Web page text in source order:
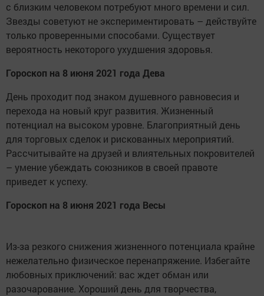
с близким человеком потребуют много времени и сил.
Звезды советуют не экспериментировать – действуйте
только проверенными способами. Существует
вероятность некоторого ухудшения здоровья.
Гороскоп на 8 июня 2021 года Дева
День проходит под знаком душевного равновесия и
перехода на новый круг развития. Жизненный
потенциал на высоком уровне. Благоприятный день
для торговых сделок и рискованных мероприятий.
Рассчитывайте на друзей и влиятельных покровителей
– умение убеждать союзников в своей правоте
приведет к успеху.
Гороскоп на 8 июня 2021 года Весы
Из-за резкого снижения жизненного потенциала крайне
нежелательно физическое перенапряжение. Избегайте
любовных приключений: вас ждет обман или
разочарование. Хороший день для творчества,